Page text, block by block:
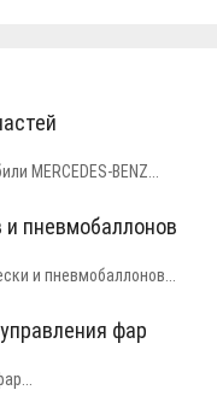
MERCEDES-BENZ...
и пневмобаллонов
и пневмобаллонов...
фар